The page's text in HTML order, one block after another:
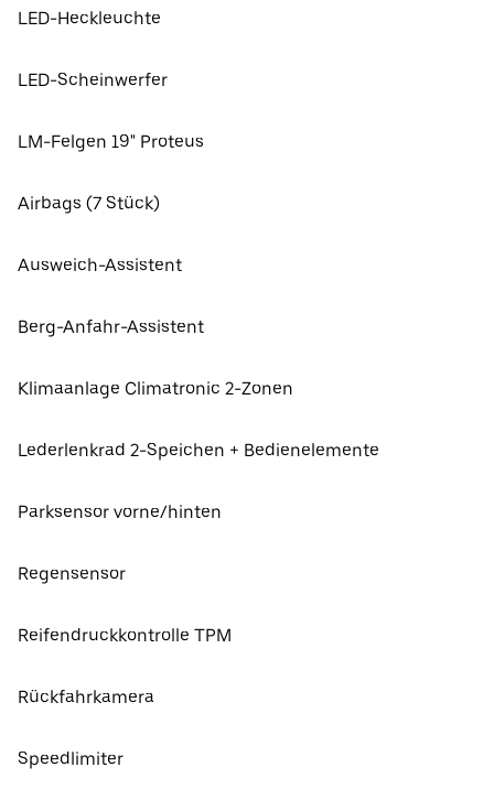
LED-Heckleuchte
LED-Scheinwerfer
LM-Felgen 19" Proteus
Airbags (7 Stück)
Ausweich-Assistent
Berg-Anfahr-Assistent
Klimaanlage Climatronic 2-Zonen
Lederlenkrad 2-Speichen + Bedienelemente
Parksensor vorne/hinten
Regensensor
Reifendruckkontrolle TPM
Rückfahrkamera
Speedlimiter